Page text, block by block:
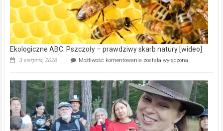
modernizację
oczyszczalni
ścieków
[wideo]
Ekologiczne ABC. Pszczoły – prawdziwy skarb natury [wideo]
3 sierpnia, 2026 Możliwość komentowania Ekologiczne
–
prawdziwy
skarb
natury
[wideo]
została wyłączona